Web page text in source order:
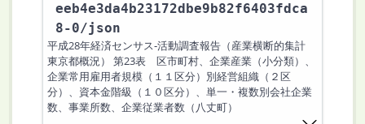
eeb4e3da4b23172dbe9b82f6403fdca
8-0/json
平成28年経済センサス‐活動調査報告（産業横断的集計
東京都概況） 第23表 区市町村、企業産業（小分類）、
企業常用雇用者規模（１１区分）別経営組織（２区
分）、資本金階級（１０区分）、単一・複数別会社企業
数、事業所数、企業従業者数（八丈町）